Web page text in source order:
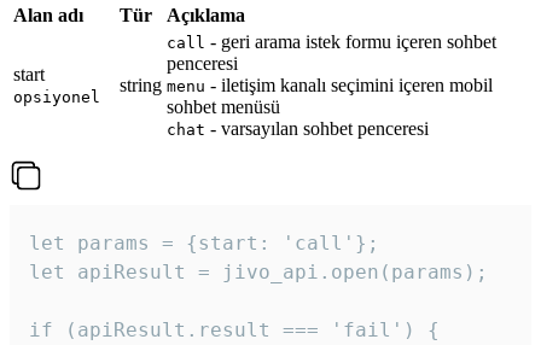
Alan adı Tür Açıklama
start
opsiyonel
string
call - geri arama istek formu içeren sohbet
penceresi
menu - iletişim kanalı seçimini içeren mobil
sohbet menüsü
chat - varsayılan sohbet penceresi
let params = {start: 'call'};
let apiResult = jivo_api.open(params);
if (apiResult.result === 'fail') {